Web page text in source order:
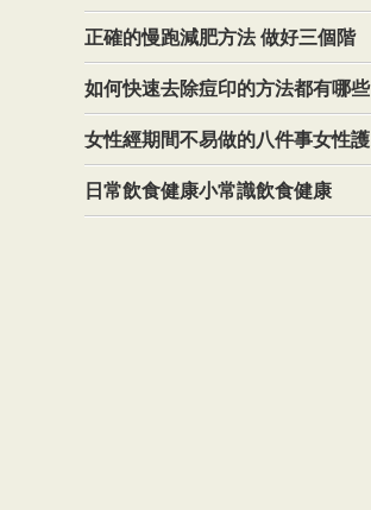
正確的慢跑減肥方法 做好三個階
如何快速去除痘印的方法都有哪些
女性經期間不易做的八件事女性護
日常飲食健康小常識飲食健康